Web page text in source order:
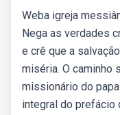
Weba igreja
Nega as verdades
e crê que a
miséria. O caminho
missionário do
integral do prefácio